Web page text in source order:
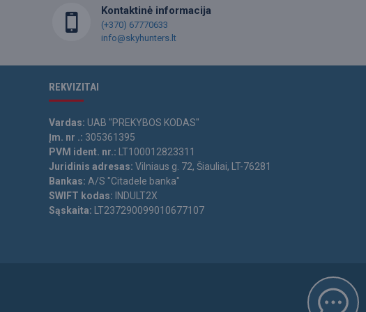
Kontaktinė informacija
(+370) 67770633
info@skyhunters.lt
REKVIZITAI
Vardas: UAB "PREKYBOS KODAS"
Įm. nr .: 305361395
PVM ident. nr.: LT100012823311
Juridinis adresas: Vilniaus g. 72, Šiauliai, LT-76281
Bankas: A/S "Citadele banka"
SWIFT kodas: INDULT2X
Sąskaita: LT237290099010677107